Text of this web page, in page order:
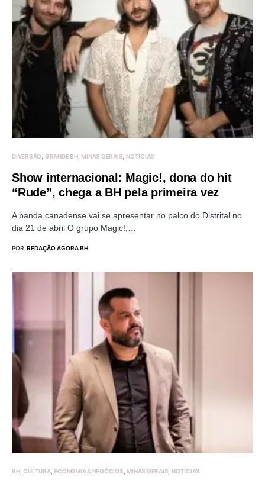
DIVERSÃO GRANDE BH MINAS GERAIS NOTÍCIAS
Show internacional: Magic!, dona do hit
“Rude”, chega a BH pela primeira vez
A banda canadense vai se apresentar no palco do Distrital no
dia 21 de abril O grupo Magic!,…
POR REDAÇÃO AGORA BH
BH CULTURA ECONOMIA & NEGÓCIOS MINAS GERAIS NOTÍCIAS